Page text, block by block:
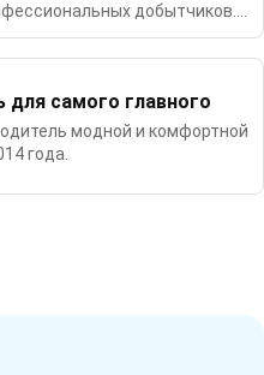
добытчиков.
для самого главного
модной и комфортной
года.